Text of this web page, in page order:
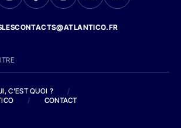
C'EST QUOI ?
/
/ CONTACT